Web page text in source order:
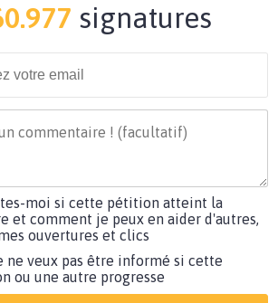
signatures
moi si cette pétition atteint la
et comment je peux en aider d'autres,
ouvertures et clics
ne veux pas être informé si cette
ou une autre progresse